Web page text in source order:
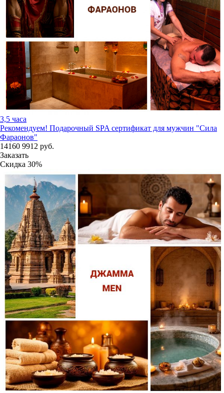
3,5 часа
Рекомендуем! Подарочный SPA сертификат для мужчин "Сила
Фараонов"
14160 9912 руб.
Заказать
Скидка 30%